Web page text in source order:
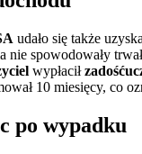
udało się także
spowodowały
wypłacił
10 miesięcy, co
po wypadku